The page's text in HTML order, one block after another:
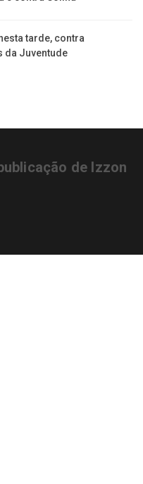
tarde, contra
da Juventude
de Izzon